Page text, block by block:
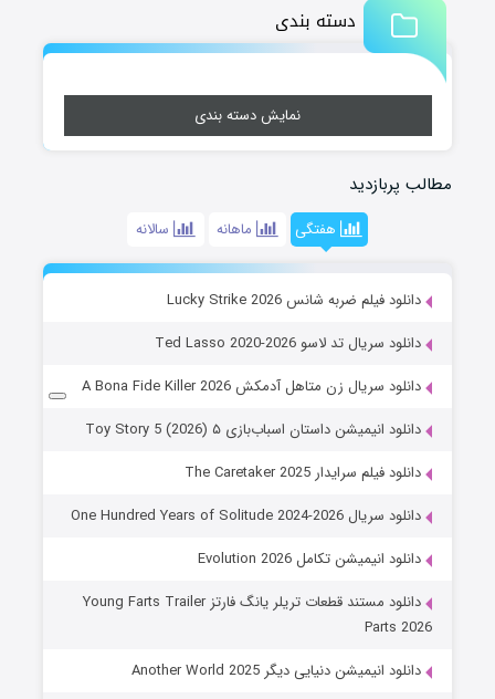
دسته بندی
نمایش دسته بندی
مطالب پربازدید
هفتگی ماهانه سالانه
دانلود فیلم ضربه شانس Lucky Strike 2026
دانلود سریال تد لاسو Ted Lasso 2020-2026
دانلود سریال زن متاهل آدمکش A Bona Fide Killer 2026
دانلود انیمیشن داستان اسباب‌بازی ۵ Toy Story 5 (2026)
دانلود فیلم سرایدار The Caretaker 2025
دانلود سریال One Hundred Years of Solitude 2024-2026
دانلود انیمیشن تکامل Evolution 2026
دانلود مستند قطعات تریلر یانگ فارتز Young Farts Trailer
Parts 2026
دانلود انیمیشن دنیایی دیگر Another World 2025